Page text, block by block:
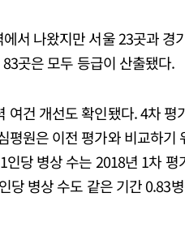
서 나왔지만 서울 23곳과 경
곳은 모두 등급이 산출됐다.
여건 개선도 확인됐다. 4차
평원은 이전 평가와 비교하기
인당 병상 수는 2018년 1차
당 병상 수도 같은 기간 0.83